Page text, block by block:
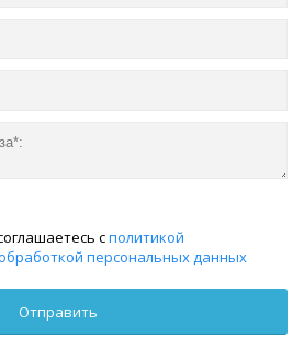
сполитикой
персональных данных